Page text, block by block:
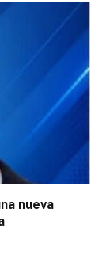
nueva